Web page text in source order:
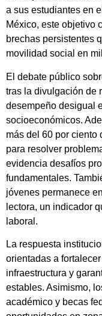
a sus estudiantes en
México, este objetivo
brechas persistentes
movilidad social en
El debate público
tras la divulgación de
desempeño desigual
socioeconómicos.
más del 60 por ciento
para resolver
evidencia desafíos
fundamentales.
jóvenes permanece
lectora, un indicador
laboral.
La respuesta
orientadas a
infraestructura y
estables. Asimismo,
académico y becas